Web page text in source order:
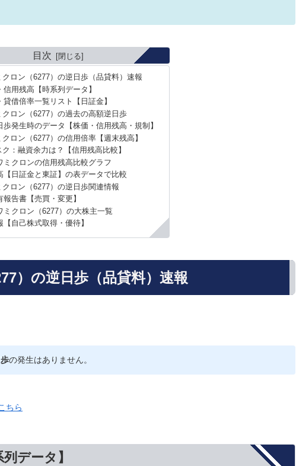
目次
クロン（6277）の逆日歩（品貸料）速報
信用残高【時系列データ】
貸借倍率一覧リスト【日証金】
クロン（6277）の過去の高額逆日歩
歩発生時のデータ【株価・信用残高・規制】
ロン（6277）の信用倍率【週末残高】
：融資余力は？【信用残高比較】
ミクロンの信用残高比較グラフ
【日証金と東証】の表データで比較
クロン（6277）の逆日歩関連情報
報告書【売買・変更】
ミクロン（6277）の大株主一覧
【自己株式取得・優待】
）の逆日歩（品貸料）速報
の発生はありません。
ちら
データ】